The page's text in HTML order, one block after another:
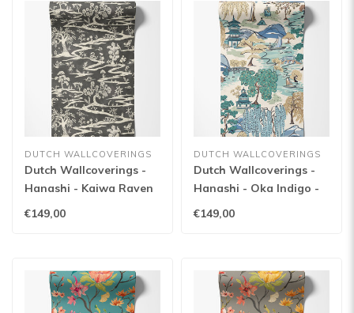
DUTCH WALLCOVERINGS
Dutch Wallcoverings -
Hanashi - Kaiwa Raven
- HAN50109W
€149,00
DUTCH WALLCOVERINGS
Dutch Wallcoverings -
Hanashi - Oka Indigo -
HAN50103W
€149,00